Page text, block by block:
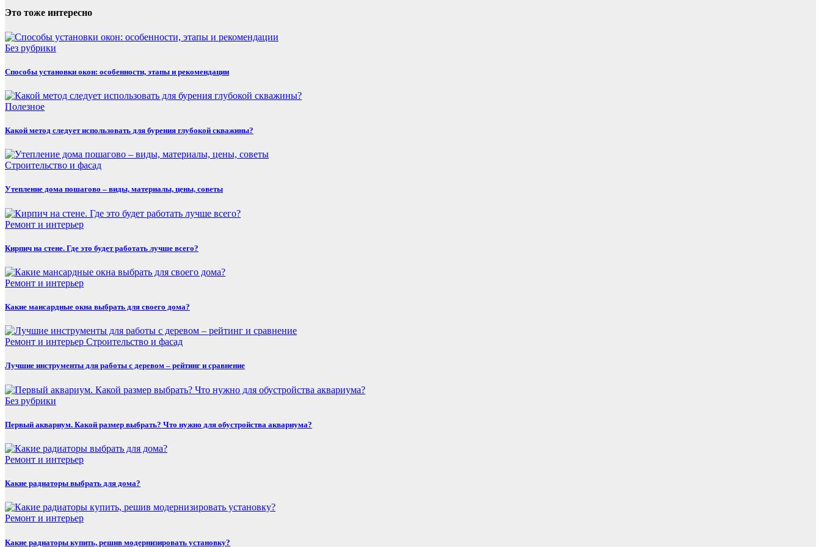
Это тоже интересно
Без рубрики
Способы установки окон: особенности, этапы и рекомендации
Полезнoe
Какой метод следует использовать для бурения глубокой скважины?
Строительство и фасад
Утепление дома пошагово – виды, материалы, цены, советы
Ремонт и интерьер
Кирпич на стене. Где это будет работать лучше всего?
Ремонт и интерьер
Какие мансардные окна выбрать для своего дома?
Ремонт и интерьер Строительство и фасад
Лучшие инструменты для работы с деревом – рейтинг и сравнение
Без рубрики
Первый аквариум. Какой размер выбрать? Что нужно для обустройства аквариума?
Ремонт и интерьер
Какие радиаторы выбрать для дома?
Ремонт и интерьер
Какие радиаторы купить, решив модернизировать установку?